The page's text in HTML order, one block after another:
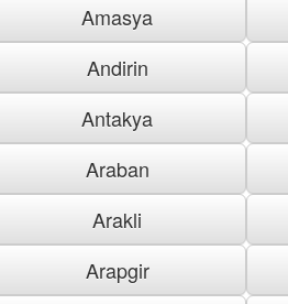
Amasya
Andirin
Antakya
Araban
Arakli
Arapgir